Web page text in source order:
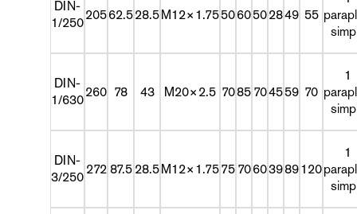
DIN-
1/25020562.528.5M12×1.755060502849 55
DIN-
1/630260 78 43 M20×2.5 7085704559 70
1
DIN-
3/250272 87.5 28.5M12×1.757570603989120
1